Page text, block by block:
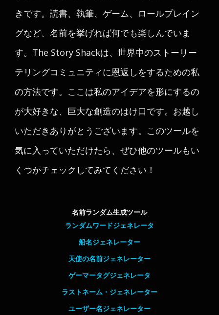
きです。読書、執筆、ゲーム、ロールプレイン
グなど、名前を挙げれば何でも楽しんでいま
す。The Story Shackは、世界中のストーリー
テリングコミュニティに恩返しをするための私
の方法です。ここは私のアイデアを形にするの
が大好きな、巨大な創造のはけ口です。お越し
いただきありがとうございます。このツールを
気に入っていただけたら、ぜひ他のツールもい
くつかチェックしてみてください！
名前ランダム生成ツール
ランダムワードジェネレータ
船名ジェネレーター
天使の名前ジェネレーター
ゲーマータグジェネレータ
ラストネーム・ジェネレーター
ユーザー名ジェネレーター